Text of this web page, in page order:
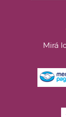
Mirá